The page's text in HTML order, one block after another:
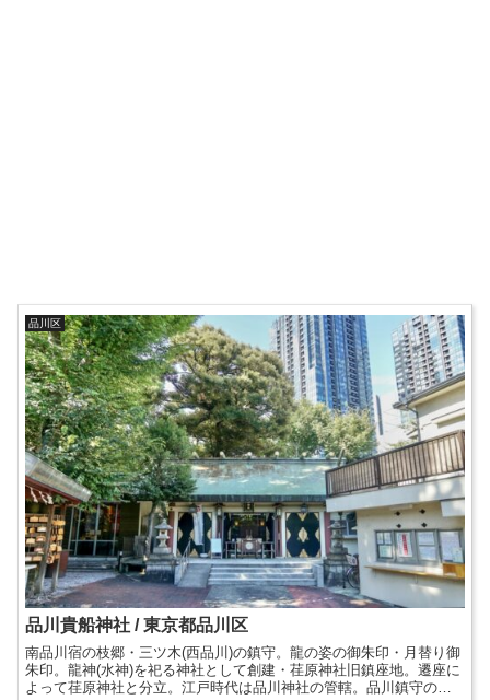
品川区
品川貴船神社 / 東京都品川区
南品川宿の枝郷・三ツ木(西品川)の鎮守。龍の姿の御朱印・月替り御
朱印。龍神(水神)を祀る神社として創建・荏原神社旧鎮座地。遷座に
よって荏原神社と分立。江戸時代は品川神社の管轄。品川鎮守の荏